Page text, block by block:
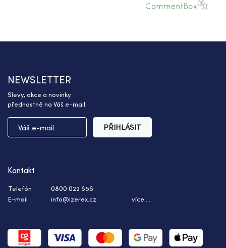
NEWSLETTER
Slevy, akce a novinky
přednostně na Váš e-mail.
PŘIHLÁSIT
Kontakt
Telefón
0800 022 656
E-mail
info@izerex.cz více ...